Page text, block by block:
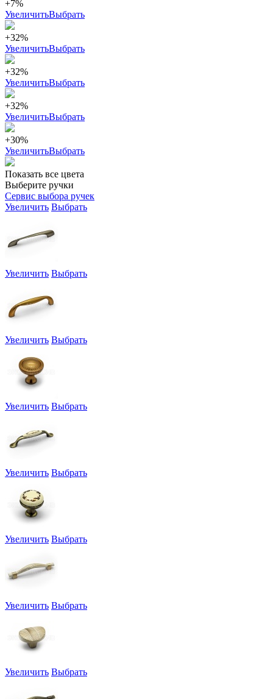
+7%
УвеличитьВыбрать
+32%
УвеличитьВыбрать
+32%
УвеличитьВыбрать
+32%
УвеличитьВыбрать
+30%
УвеличитьВыбрать
Показать все цвета
Выберите ручки
Сервис выбора ручек
Увеличить Выбрать
Увеличить Выбрать
Увеличить Выбрать
Увеличить Выбрать
Увеличить Выбрать
Увеличить Выбрать
Увеличить Выбрать
Увеличить Выбрать